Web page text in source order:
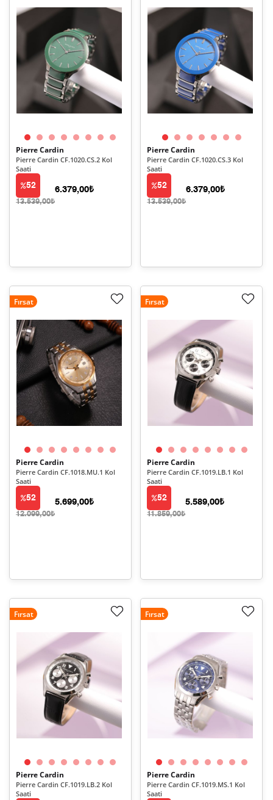
Pierre Cardin
Pierre Cardin CF.1020.CS.2 Kol
Saati
52
13.539,00₺
6.379,00₺
Pierre Cardin
Pierre Cardin CF.1020.CS.3 Kol
Saati
52
13.539,00₺
6.379,00₺
Fırsat
Pierre Cardin
Pierre Cardin CF.1018.MU.1 Kol
Saati
52
12.099,00₺
5.699,00₺
Fırsat
Pierre Cardin
Pierre Cardin CF.1019.LB.1 Kol
Saati
52
11.859,00₺
5.589,00₺
Fırsat
Pierre Cardin
Pierre Cardin CF.1019.LB.2 Kol
Saati
Fırsat
Pierre Cardin
Pierre Cardin CF.1019.MS.1 Kol
Saati